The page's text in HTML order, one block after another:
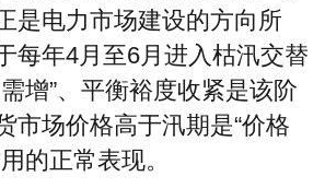
是电力市场建设的方向所
每年4月至6月进入枯汛交替
增”、平衡裕度收紧是该阶
市场价格高于汛期是“价格
的正常表现。